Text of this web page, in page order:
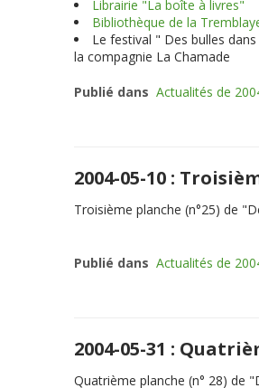
Librairie "La boîte à livres"
Bibliothèque de la
Le festival " Des bulles
la compagnie La Chamade
Publié dans Actualités de
2004-05-10 :
Troisième planche (n°25) de
Publié dans Actualités de
2004-05-31 :
Quatrième planche (n° 28) de